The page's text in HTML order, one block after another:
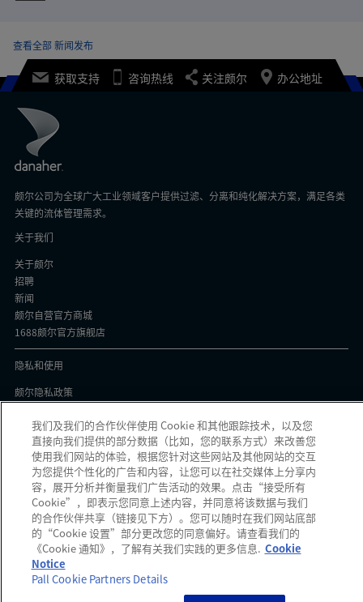
查看全部 新闻发布
获取支持 咨询热线 关注颇尔 办公地址
颇尔公司为全球广大工业领域客户提供过滤、分离和纯化解决方案，满足各类
关键的流体管理需求。
关于我们
关于颇尔
招聘
新闻
颇尔自营官方商城
1688颇尔官方旗舰店
隐私和使用
颇尔隐私政策
隐私与协议
京ICP备17058851号-1
颇尔中国官微
发现可疑信息？如果您收到可疑电子邮件、社交媒体信息、短信或电话，请
报告。
我们及我们的合作伙伴使用 Cookie 和其他跟踪技术，以及您
直接向我们提供的部分数据（比如，您的联系方式）来改善您
使用我们网站的体验，根据您针对这些网站及其他网站的交互
为您提供个性化的广告和内容，让您可以在社交媒体上分享内
容，展开分析并衡量我们广告活动的效果。点击“接受所有
Cookie”，即表示您同意上述内容，并同意将该数据与我们
的合作伙伴共享（链接见下方）。您可以随时在我们网站底部
的“Cookie 设置”部分更改您的同意偏好。请查看我们的
《Cookie 通知》，了解有关我们实践的更多信息. Cookie
Notice
Pall Cookie Partners Details